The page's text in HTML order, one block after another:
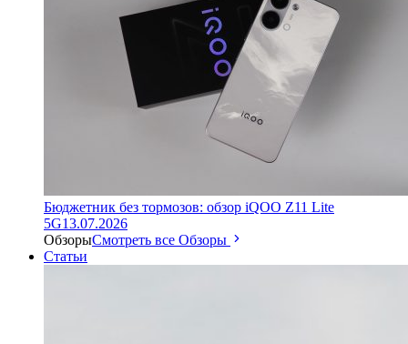
Бюджетник без тормозов: обзор iQOO Z11 Lite
5G13.07.2026
ОбзорыСмотреть все Обзоры
Статьи